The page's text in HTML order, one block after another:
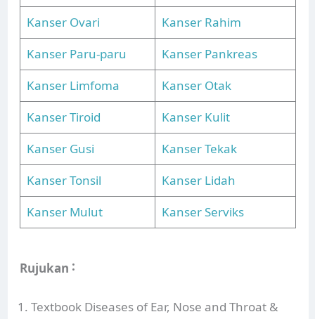
Kanser Ovari
Kanser Rahim
Kanser Paru-paru
Kanser Pankreas
Kanser Limfoma
Kanser Otak
Kanser Tiroid
Kanser Kulit
Kanser Gusi
Kanser Tekak
Kanser Tonsil
Kanser Lidah
Kanser Mulut
Kanser Serviks
Rujukan ˸
Textbook Diseases of Ear, Nose and Throat &